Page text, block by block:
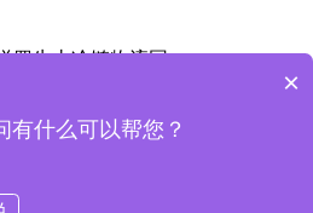
罗牛山冷链物流园
×
有什么可以帮您？